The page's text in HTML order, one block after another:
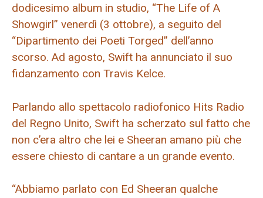
dodicesimo album in studio, “The Life of A
Showgirl” venerdì (3 ottobre), a seguito del
“Dipartimento dei Poeti Torged” dell’anno
scorso. Ad agosto, Swift ha annunciato il suo
fidanzamento con Travis Kelce.
Parlando allo spettacolo radiofonico Hits Radio
del Regno Unito, Swift ha scherzato sul fatto che
non c’era altro che lei e Sheeran amano più che
essere chiesto di cantare a un grande evento.
“Abbiamo parlato con Ed Sheeran qualche